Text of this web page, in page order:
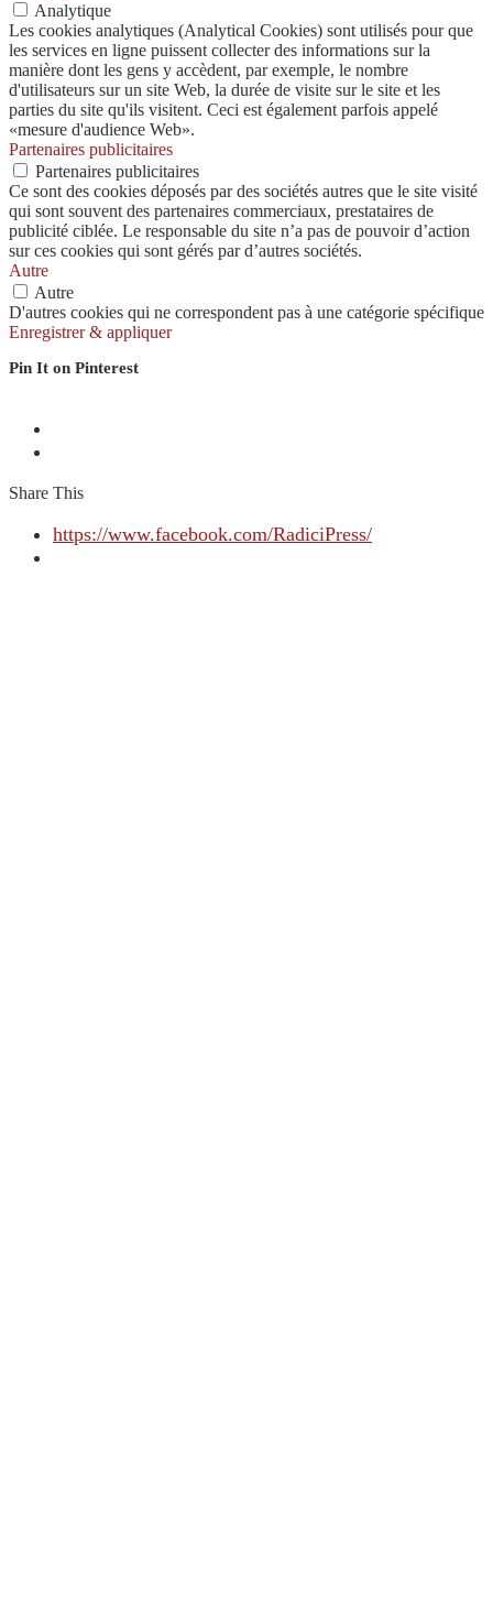
Analytique
Les cookies analytiques (Analytical Cookies) sont utilisés pour que
les services en ligne puissent collecter des informations sur la
manière dont les gens y accèdent, par exemple, le nombre
d'utilisateurs sur un site Web, la durée de visite sur le site et les
parties du site qu'ils visitent. Ceci est également parfois appelé
«mesure d'audience Web».
Partenaires publicitaires
Partenaires publicitaires
Ce sont des cookies déposés par des sociétés autres que le site visité
qui sont souvent des partenaires commerciaux, prestataires de
publicité ciblée. Le responsable du site n’a pas de pouvoir d’action
sur ces cookies qui sont gérés par d’autres sociétés.
Autre
Autre
D'autres cookies qui ne correspondent pas à une catégorie spécifique
Enregistrer & appliquer
Pin It on Pinterest
Share This
https://www.facebook.com/RadiciPress/